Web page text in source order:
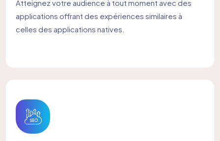
Atteignez votre audience à tout moment avec des
applications offrant des expériences similaires à
celles des applications natives.